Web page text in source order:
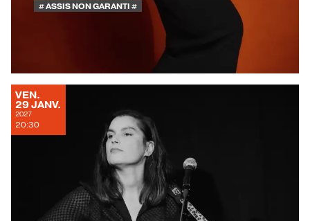
# ASSIS NON GARANTI #
VENDREDI
VEN.
29JANVIER
JANV.
2027
20:30